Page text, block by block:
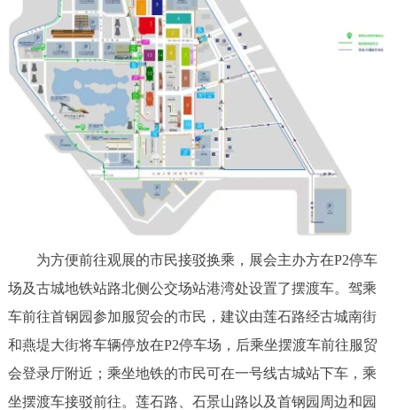
北京概况 十六区概览
绿色北京 图说北京
多语种
ENGLISH 한국어 日本語
FRANÇAIS РУССКИЙ ЯЗЫК
ESPAÑOL العربية PORTUGUÊS
ITALIANO
回到顶部
为方便前往观展的市民接驳换乘，展会主办方在P2停车
场及古城地铁站路北侧公交场站港湾处设置了摆渡车。驾乘
车前往首钢园参加服贸会的市民，建议由莲石路经古城南街
和燕堤大街将车辆停放在P2停车场，后乘坐摆渡车前往服贸
会登录厅附近；乘坐地铁的市民可在一号线古城站下车，乘
坐摆渡车接驳前往。莲石路、石景山路以及首钢园周边和园